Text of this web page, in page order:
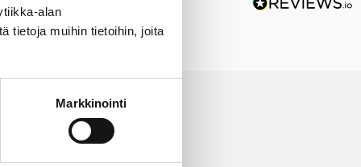
alan
tietoja muihin tietoihin, joita
Markkinointi